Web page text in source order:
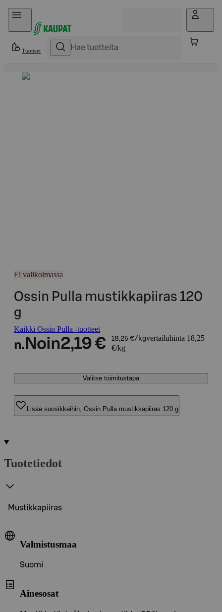
Hyppää sisältöön
Tuotteet
Ei valikoimassa
Ossin Pulla mustikkapiiras 120
g
Kaikki Ossin Pulla -tuotteet
n. Noin2,19 € 18,25 €/kgvertailuhinta 18,25
€/kg
Valitse toimitustapa
Lisää suosikkeihin, Ossin Pulla mustikkapiiras 120 g
Tuotetiedot
Mustikkapiiras
Valmistusmaa
Suomi
Ainesosat